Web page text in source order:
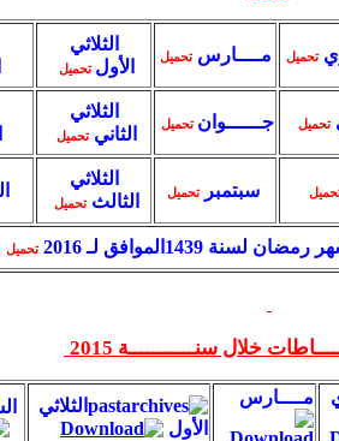
تحميل
الأولتحميل
السداسي
الأولتحميل
تحميل
الثلاثي
الثانيتحميل
السداسي
الثانيتحميل
تحميل
الثالث تحميل
الحصيلة
تحميل
2015
الثلاثي
الأول
السداسي الأو